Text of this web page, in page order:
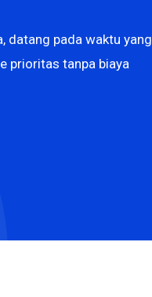
datang pada waktu yang
prioritas tanpa biaya